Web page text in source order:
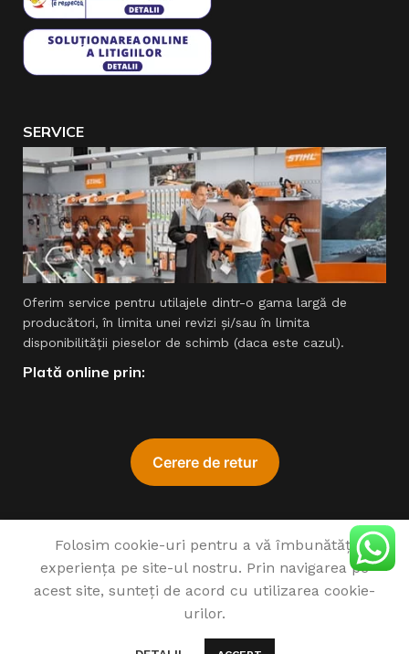
SERVICE
Oferim service pentru utilajele dintr-o gama largă de
producători, în limita unei revizi şi/sau în limita
disponibilităţii pieselor de schimb (daca este cazul).
Plată online prin:
1993 - 2022 SIMPROCOM SRL. Made with♥by201.ro
Folosim cookie-uri pentru a vă îmbunătăți
experiența pe site-ul nostru. Prin navigarea pe
acest site, sunteți de acord cu utilizarea cookie-
urilor.
de